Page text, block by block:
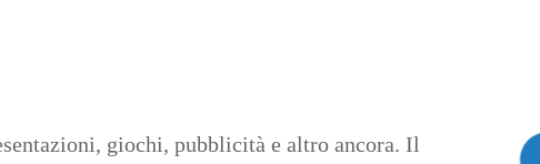
giochi, pubblicità e altro ancora. Il